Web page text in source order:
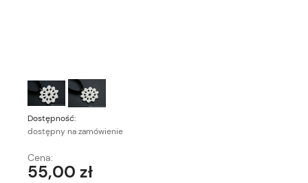
Dostępność:
dostępny na zamówienie
Cena:
55,00 zł